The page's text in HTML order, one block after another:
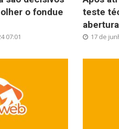
o fondue
07:01
teste
17 de